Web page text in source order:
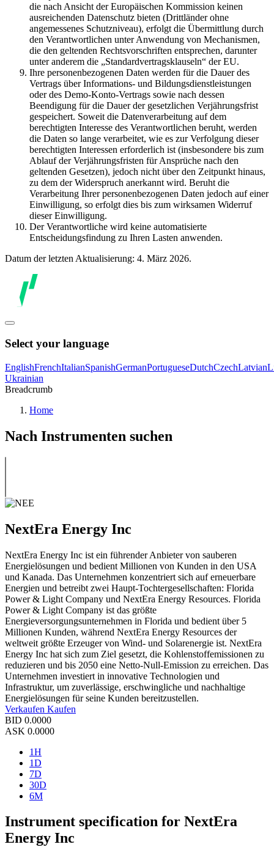
die nach Ansicht der Europäischen Kommission keinen
ausreichenden Datenschutz bieten (Drittländer ohne
angemessenes Schutzniveau), erfolgt die Übermittlung durch
den Verantwortlichen unter Anwendung von Mechanismen,
die den geltenden Rechtsvorschriften entsprechen, darunter
unter anderem die „Standardvertragsklauseln“ der EU.
Ihre personenbezogenen Daten werden für die Dauer des
Vertrags über Informations- und Bildungsdienstleistungen
oder des Demo-Konto-Vertrags sowie nach dessen
Beendigung für die Dauer der gesetzlichen Verjährungsfrist
gespeichert. Soweit die Datenverarbeitung auf dem
berechtigten Interesse des Verantwortlichen beruht, werden
die Daten so lange verarbeitet, wie es zur Verfolgung dieser
berechtigten Interessen erforderlich ist (insbesondere bis zum
Ablauf der Verjährungsfristen für Ansprüche nach den
geltenden Gesetzen), jedoch nicht über den Zeitpunkt hinaus,
zu dem der Widerspruch anerkannt wird. Beruht die
Verarbeitung Ihrer personenbezogenen Daten jedoch auf einer
Einwilligung, so erfolgt dies bis zum wirksamen Widerruf
dieser Einwilligung.
Der Verantwortliche wird keine automatisierte
Entscheidungsfindung zu Ihren Lasten anwenden.
Datum der letzten Aktualisierung: 4. März 2026.
Select your language
EnglishFrenchItalianSpanishGermanPortugueseDutchCzechLatvian
Ukrainian
Breadcrumb
Home
Nach Instrumenten suchen
NextEra Energy Inc
NextEra Energy Inc ist ein führender Anbieter von sauberen
Energielösungen und bedient Millionen von Kunden in den USA
und Kanada. Das Unternehmen konzentriert sich auf erneuerbare
Energien und betreibt zwei Haupt-Tochtergesellschaften: Florida
Power & Light Company und NextEra Energy Resources. Florida
Power & Light Company ist das größte
Energieversorgungsunternehmen in Florida und bedient über 5
Millionen Kunden, während NextEra Energy Resources der
weltweit größte Erzeuger von Wind- und Solarenergie ist. NextEra
Energy Inc hat sich zum Ziel gesetzt, die Kohlenstoffemissionen zu
reduzieren und bis 2050 eine Netto-Null-Emission zu erreichen. Das
Unternehmen investiert in innovative Technologien und
Infrastruktur, um zuverlässige, erschwingliche und nachhaltige
Energielösungen für seine Kunden bereitzustellen.
Verkaufen Kaufen
BID 0.0000
ASK 0.0000
1H
1D
7D
30D
6M
Instrument specification for NextEra
Energy Inc